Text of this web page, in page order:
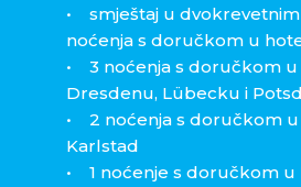
• smještaj u dvokrevetnim
noćenja s doručkom u
• 3 noćenja s doručkom u
Dresdenu, Lübecku i
• 2 noćenja s doručkom u
Karlstad
• 1 noćenje s doručkom u